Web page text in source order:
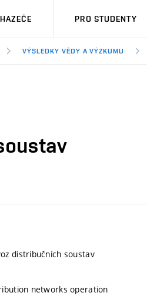
PRO STUDENTY
VÝSLEDKY VĚDY A VÝZKUMU
distribučních soustav
networks operation